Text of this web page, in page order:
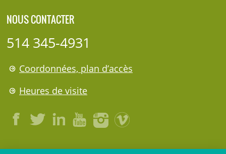
NOUS CONTACTER
514 345-4931
Coordonnées, plan d’accès
Heures de visite